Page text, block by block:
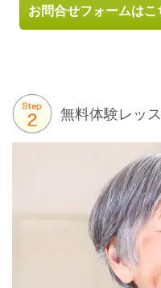
お問合せフォームはこ
無料体験レッ